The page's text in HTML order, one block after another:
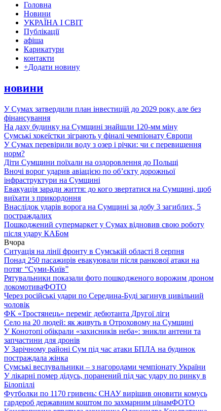
Головна
Новини
УКРАЇНА І СВІТ
Публікації
афіша
Карикатури
контакти
+Додати новину
новини
У Сумах затвердили план інвестицій до 2029 року, але без
фінансування
На даху будинку на Сумщині знайшли 120-мм міну
Сумські хокеїстки зіграють у фіналі чемпіонату Європи
У Сумах перевірили воду з озер і річки: чи є перевищення
норм?
Діти Сумщини поїхали на оздоровлення до Польщі
Вночі ворог ударив авіацією по обʼєкту дорожньої
інфраструктури на Сумщині
Евакуація заради життя: до кого звертатися на Сумщині, щоб
виїхати з прикордоння
Внаслідок ударів ворога на Сумщині за добу 3 загиблих, 5
постраждалих
Пошкоджений супермаркет у Сумах відновив свою роботу
після удару КАБом
Вчора
Ситуація на лінії фронту в Сумській області 8 серпня
Понад 250 пасажирів евакуювали після ранкової атаки на
потяг “Суми-Київ”
Рятувальники показали фото пошкодженого ворожим дроном
локомотиваФОТО
Через російські удари по Середина-Буді загинув цивільний
чоловік
ФК «Тростянець» переміг дебютанта Другої ліги
Село на 20 людей: як живуть в Отроховому на Сумщині
У Конотопі обікрали «захисників неба»: зникли антени та
запчастини для дронів
У Зарічному районі Сум під час атаки БПЛА на будинок
постраждала жінка
Сумські веслувальники – з нагородами чемпіонату України
У лікарні помер дідусь, поранений під час удару по ринку в
Білопіллі
Футболки по 1170 гривень: СНАУ вирішив оновити комусь
гардероб державним коштом по захмарним цінамФОТО